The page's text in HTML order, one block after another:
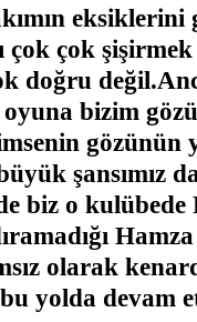
eksiklerini
çok çok
doğru
oyuna bizim
gözünün
şansımız
biz o
olarak
yolda devam